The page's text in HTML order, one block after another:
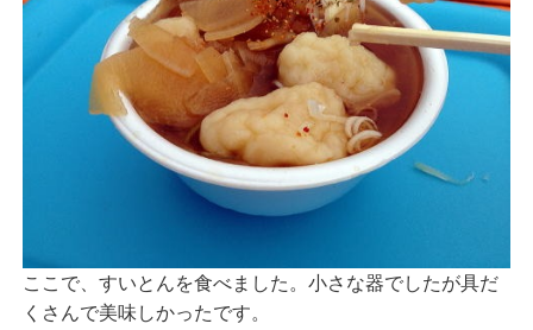
ここで、すいとんを食べました。小さな器でしたが具だ
くさんで美味しかったです。